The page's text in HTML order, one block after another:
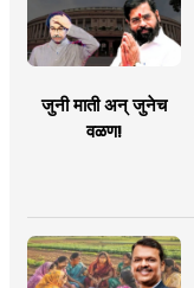
जुनी माती अन् जुनेच
वळण!